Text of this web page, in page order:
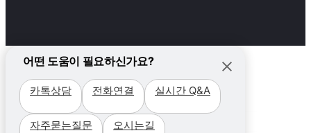
어떤 도움이 필요하신가요?
카톡상담 전화연결 실시간 Q&A
자주묻는질문 오시는길
필리핀